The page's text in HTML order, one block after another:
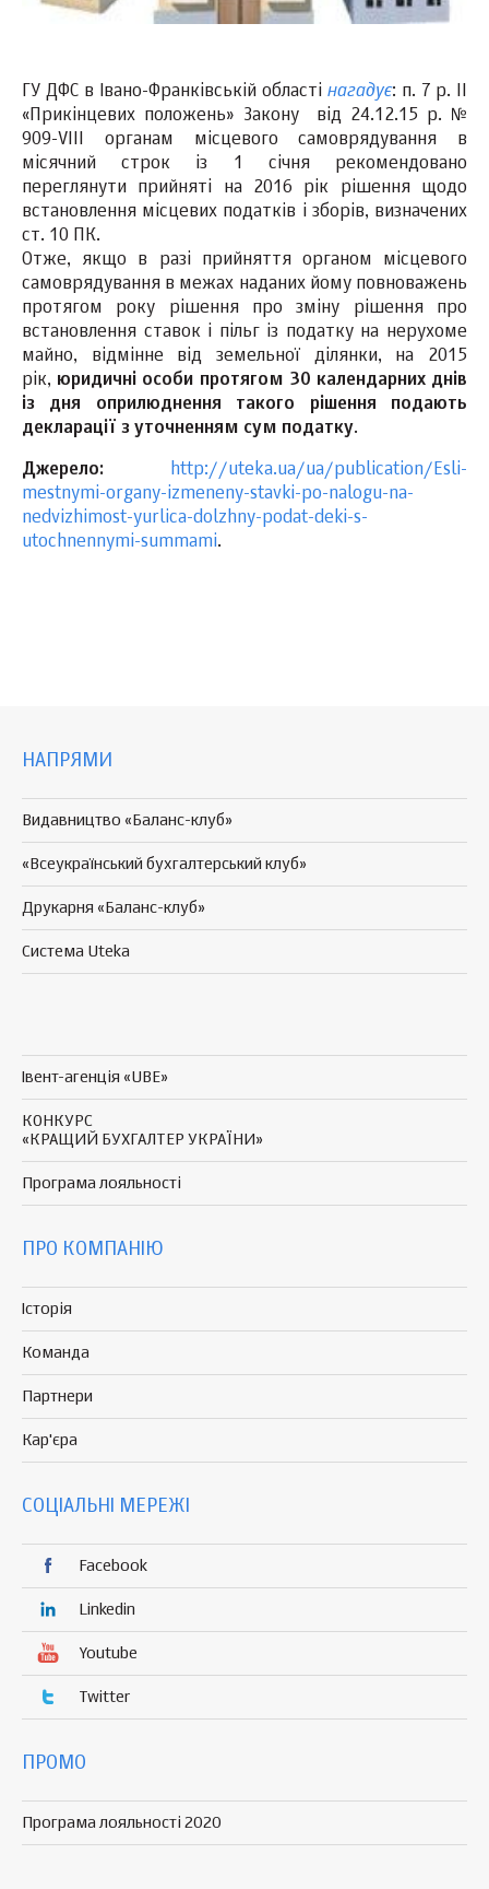
ГУ ДФС в Івано-Франківській області нагадує: п. 7 р. II
«Прикінцевих положень» Закону від 24.12.15 р. №
909-VIII органам місцевого самоврядування в
місячний строк із 1 січня рекомендовано
переглянути прийняті на 2016 рік рішення щодо
встановлення місцевих податків і зборів, визначених
ст. 10 ПК.
Отже, якщо в разі прийняття органом місцевого
самоврядування в межах наданих йому повноважень
протягом року рішення про зміну рішення про
встановлення ставок і пільг із податку на нерухоме
майно, відмінне від земельної ділянки, на 2015
рік, юридичні особи протягом 30 календарних днів
із дня оприлюднення такого рішення подають
декларації з уточненням сум податку.
Джерело:
http://uteka.ua/ua/publication/Esli-
mestnymi-organy-izmeneny-stavki-po-nalogu-na-
nedvizhimost-yurlica-dolzhny-podat-deki-s-
utochnennymi-summami.
НАПРЯМИ
Видавництво «Баланс-клуб»
«Всеукраїнський бухгалтерський клуб»
Друкарня «Баланс-клуб»
Система Uteka
Івент-агенція «UBE»
КОНКУРС
«КРАЩИЙ БУХГАЛТЕР УКРАЇНИ»
Програма лояльності
ПРО КОМПАНІЮ
Історія
Команда
Партнери
Кар'єра
СОЦІАЛЬНІ МЕРЕЖІ
Facebook
Linkedin
Youtube
Twitter
ПРОМО
Програма лояльності 2020